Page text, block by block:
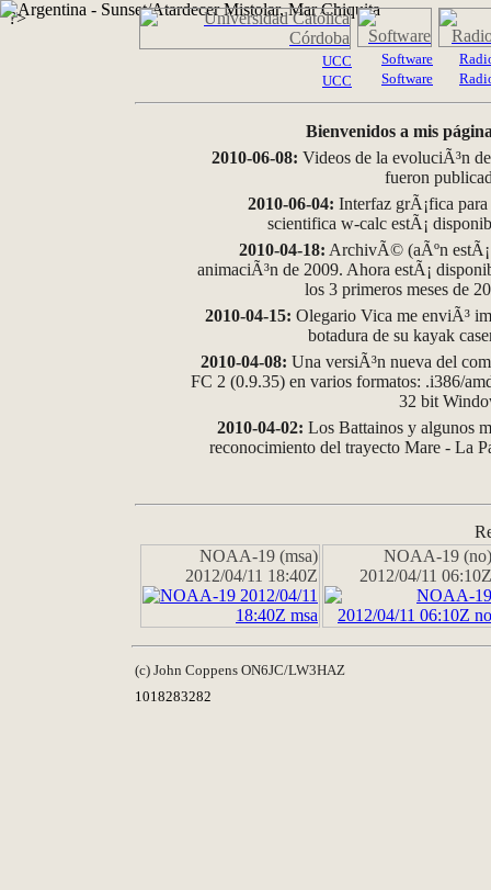
?>
UCC
UCC
Software
Software
Bienvenidos a mis
2010-06-08: Videos de la evoluciÃ³n
fueron
2010-06-04: Interfaz grÃ¡fica
scientifica w-calc estÃ¡
2010-04-18: ArchivÃ© (aÃºn
animaciÃ³n de 2009. Ahora estÃ¡
los 3 primeros meses de
2010-04-15: Olegario Vica me enviÃ³
botadura de su kayak
2010-04-08: Una versiÃ³n nueva del
FC 2 (0.9.35) en varios formatos: .i386/
32 bit
2010-04-02: Los Battainos y algunos
reconocimiento del trayecto Mare - La
NOAA-19 (msa)
2012/04/11 18:40Z
NOAA-19 (no)
2012/04/11 06:10Z
(c) John Coppens ON6JC/LW3HAZ
1018283282